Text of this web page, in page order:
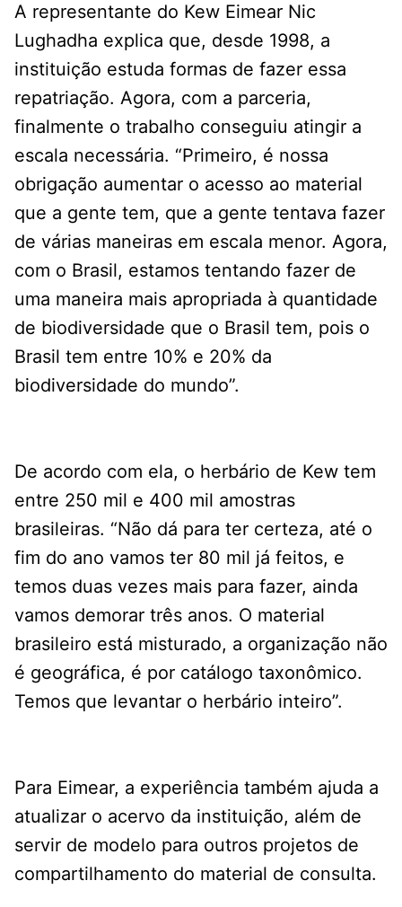
A representante do Kew Eimear Nic
Lughadha explica que, desde 1998, a
instituição estuda formas de fazer essa
repatriação. Agora, com a parceria,
finalmente o trabalho conseguiu atingir a
escala necessária. “Primeiro, é nossa
obrigação aumentar o acesso ao material
que a gente tem, que a gente tentava fazer
de várias maneiras em escala menor. Agora,
com o Brasil, estamos tentando fazer de
uma maneira mais apropriada à quantidade
de biodiversidade que o Brasil tem, pois o
Brasil tem entre 10% e 20% da
biodiversidade do mundo”.
De acordo com ela, o herbário de Kew tem
entre 250 mil e 400 mil amostras
brasileiras. “Não dá para ter certeza, até o
fim do ano vamos ter 80 mil já feitos, e
temos duas vezes mais para fazer, ainda
vamos demorar três anos. O material
brasileiro está misturado, a organização não
é geográfica, é por catálogo taxonômico.
Temos que levantar o herbário inteiro”.
Para Eimear, a experiência também ajuda a
atualizar o acervo da instituição, além de
servir de modelo para outros projetos de
compartilhamento do material de consulta.